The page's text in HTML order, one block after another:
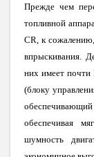
Прежде чем
топливной
CR, к
впрыскивания.
них имеет
(блоку
обеспечивая
шумность